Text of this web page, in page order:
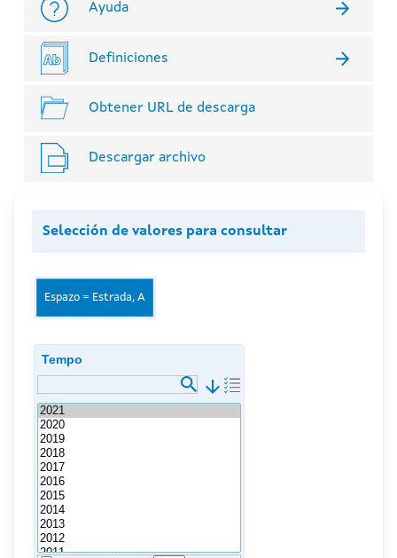
Ayuda
Definiciones
Obtener URL de descarga
Descargar archivo
Selección de valores para consultar
Espazo = Estrada, A
Tempo
arrow_downward